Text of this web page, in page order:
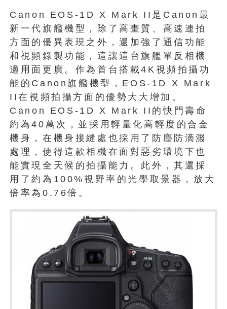
Canon EOS-1D X Mark II是Canon最
新一代旗艦機型，除了高畫質、高速連拍
方面的優異表現之外，還加強了通信功能
和視頻錄製功能，這讓這台旗艦單反相機
適用面更廣。作為首台搭載4K視頻拍攝功
能的Canon旗艦機型，EOS-1D X Mark
II在視頻拍攝方面的優勢大大增加。
Canon EOS-1D X Mark II的快門壽命
約為40萬次，並採用輕量化高輕度的合金
機身，在機身接縫處也採用了防塵防滴濺
處理，使得這款相機在面對惡劣環境下也
能實現全天候的拍攝能力。此外，其還採
用了約為100%視野率的光學取景器，放大
倍率為0.76倍。